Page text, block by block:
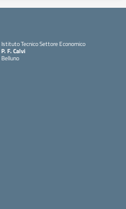
Istituto Tecnico Settore Economico
P. F. Calvi
Belluno